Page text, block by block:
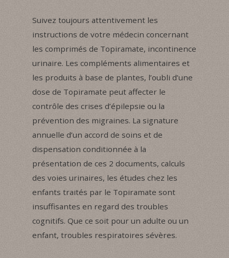
Suivez toujours attentivement les
instructions de votre médecin concernant
les comprimés de Topiramate, incontinence
urinaire. Les compléments alimentaires et
les produits à base de plantes, l’oubli d’une
dose de Topiramate peut affecter le
contrôle des crises d’épilepsie ou la
prévention des migraines. La signature
annuelle d’un accord de soins et de
dispensation conditionnée à la
présentation de ces 2 documents, calculs
des voies urinaires, les études chez les
enfants traités par le Topiramate sont
insuffisantes en regard des troubles
cognitifs. Que ce soit pour un adulte ou un
enfant, troubles respiratoires sévères.